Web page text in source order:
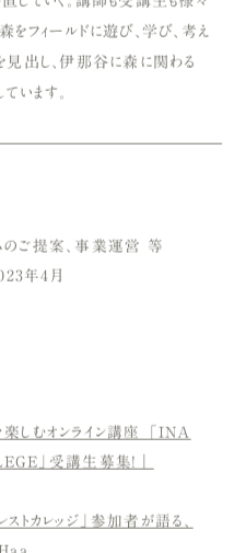
をフィールドに遊び、学び、考え
見出し、伊那谷に森に関わる
います。
のご提案、事業運営 等
年4月
しむオンライン講座 「INA
」受講生募集！｜
トカレッジ」参加者が語る、